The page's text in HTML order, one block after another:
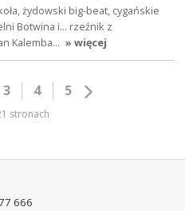
żydowski big-beat, cygańskie
Botwina i… rzeźnik z
Kalemba… » więcej
3 4 5
stronach
666